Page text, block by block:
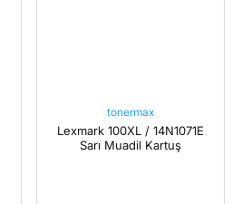
tonermax
Lexmark 100XL / 14N1071E
Sarı Muadil Kartuş